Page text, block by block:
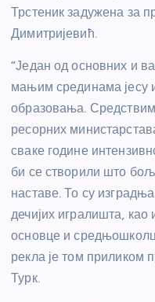
Трстеник задужена за
Димитријевић.
“Један од основних и
мањим срединама јесу
образовања.
ресорних
сваке године
би се створили што
наставе. То су
дечијих игралишта, као
основце и
рекла је том
Турк.